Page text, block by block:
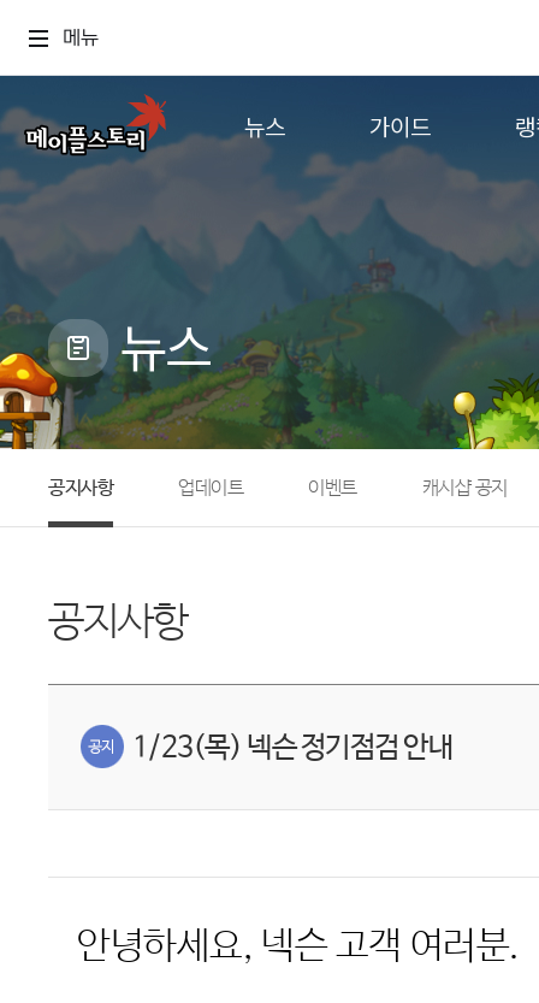
메뉴
뉴스
공지사항
업데이트
캐시샵 공지
메이플 알림판
with maple
가이드
게임정보
직업소개
확률형 아이템
NEXON NOW
뉴스
공지사항 업데이트 이벤트 캐시샵 공지
공지사항
1/23(목) 넥슨 정기점검 안내
안녕하세요, 넥슨 고객 여러분.